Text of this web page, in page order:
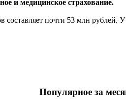
и медицинское страхование.
почти 53 млн
Популярное за